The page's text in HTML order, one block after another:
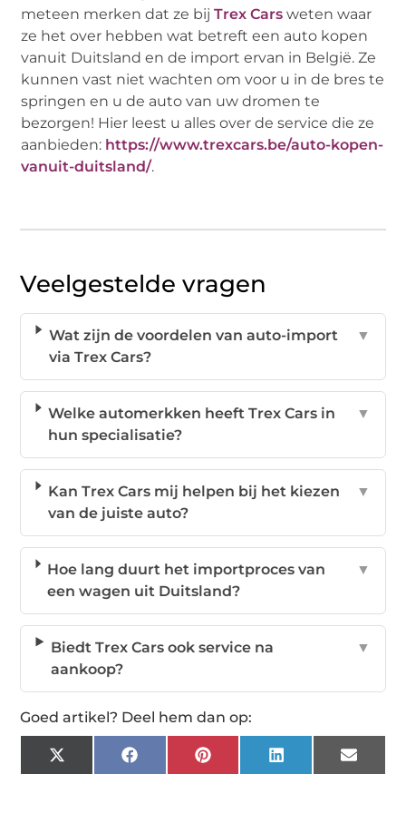
meteen merken dat ze bijTrex Cars weten waar
ze het over hebben wat betreft een auto kopen
vanuit Duitsland en de import ervan in België. Ze
kunnen vast niet wachten om voor u in de bres te
springen en u de auto van uw dromen te
bezorgen! Hier leest u alles over de service die ze
aanbieden: https://www.trexcars.be/auto-kopen-
vanuit-duitsland/.
Veelgestelde vragen
Wat zijn de voordelen van auto-import
via Trex Cars?
▼
Welke automerkken heeft Trex Cars in
hun specialisatie?
▼
Kan Trex Cars mij helpen bij het kiezen
van de juiste auto?
▼
Hoe lang duurt het importproces van
een wagen uit Duitsland?
▼
Biedt Trex Cars ook service na
aankoop?
▼
Goed artikel? Deel hem dan op:
X
(Twitter)
FacebookPinterestLinkedIn Email